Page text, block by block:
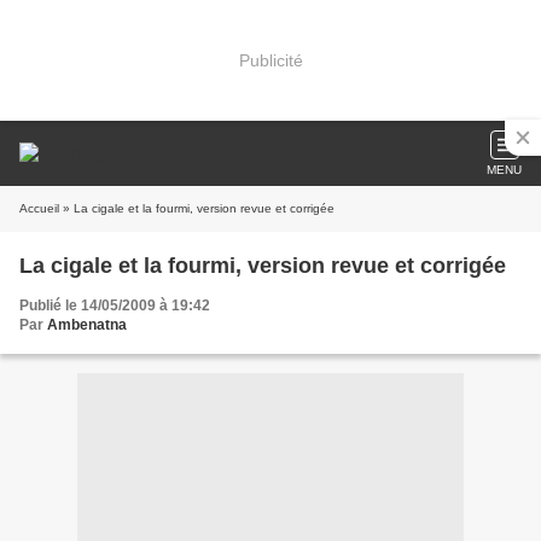
Publicité
MENU
Accueil » La cigale et la fourmi, version revue et corrigée
La cigale et la fourmi, version revue et corrigée
Publié le 14/05/2009 à 19:42
Par Ambenatna